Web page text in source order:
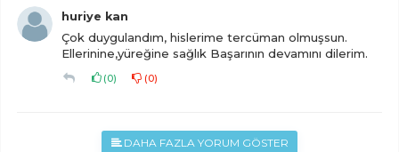
huriye kan
Çok duygulandım, hislerime tercüman olmuşsun.
Ellerinine,yüreğine sağlık Başarının devamını dilerim.
(0) (0)
DAHA FAZLA YORUM GÖSTER